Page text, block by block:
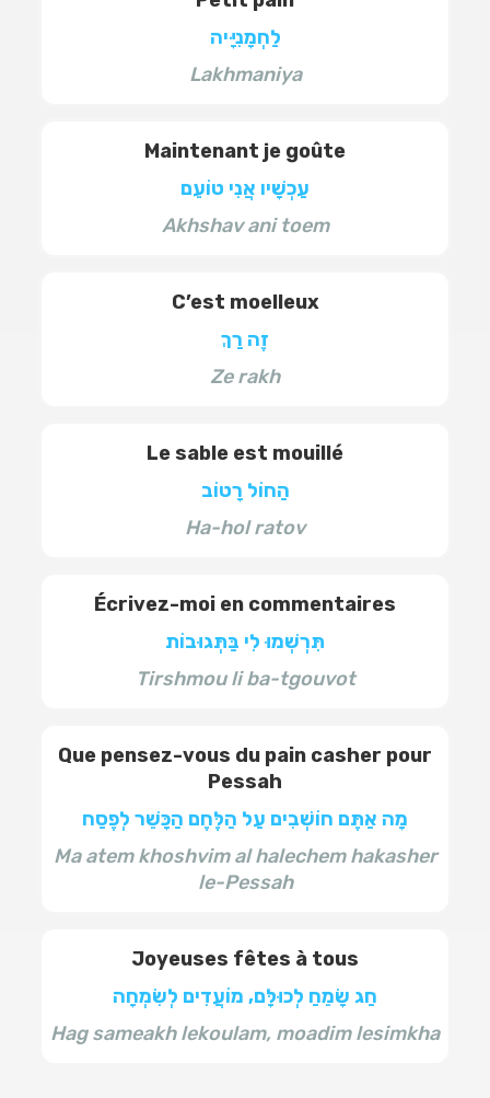
לַחְמָנִיָּיה
Lakhmaniya
Maintenant je goûte
עַכְשָׁיו אֲנִי טוֹעֵם
Akhshav ani toem
C’est moelleux
זֶה רַךְ
Ze rakh
Le sable est mouillé
הַחוֹל רָטוֹב
Ha-hol ratov
Écrivez-moi en commentaires
תִּרְשְׁמוּ לִי בַּתְּגוּבוֹת
Tirshmou li ba-tgouvot
Que pensez-vous du pain casher pour
Pessah
מָה אַתֶּם חוֹשְׁבִים עַל הַלֶּחֶם הַכָּשֵׁר לְפֶסַח
Ma atem khoshvim al halechem hakasher
le-Pessah
Joyeuses fêtes à tous
חַג שָׂמֵחַ לְכוּלָּם, מוֹעֲדִים לְשִׂמְחָה
Hag sameakh lekoulam, moadim lesimkha